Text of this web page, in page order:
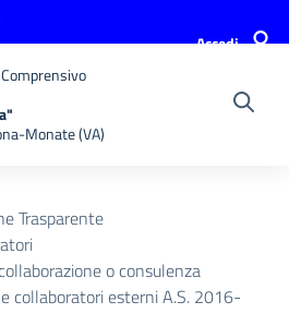
Accedi
Monate (VA)
Trasparente
o consulenza
collaboratori esterni A.S. 2016-